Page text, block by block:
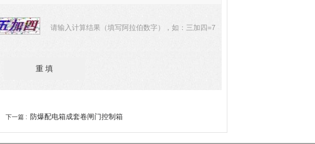
请输入计算结果（填写阿拉伯数字），如：三加四=7
下一篇 : 防爆配电箱成套卷闸门控制箱